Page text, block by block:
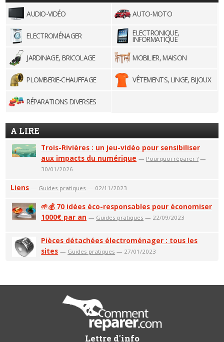
AUDIO-VIDÉO AUTO-MOTO
ELECTROMÉNAGER ELECTRONIQUE,
INFORMATIQUE
JARDINAGE, BRICOLAGE
MOBILIER, MAISON
PLOMBERIE-CHAUFFAGE VÊTEMENTS, LINGE, BIJOUX
RÉPARATIONS DIVERSES
A LIRE
Trois-Rivières : un jeu-vidéo pour sensibiliser
aux impacts du numérique — Pourquoi réparer ? —
30/01/2026
Liens — Guides pratiques — 02/11/2023
🌱💰 70 idées éco-responsables pour économiser
1000€ par an — Guides pratiques — 22/09/2023
Pièces détachées électroménager : tous les
sites — Guides pratiques — 27/01/2023
Lettre d'info